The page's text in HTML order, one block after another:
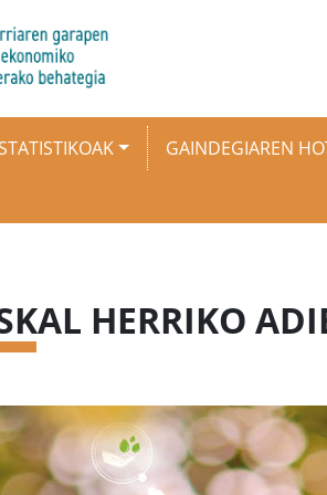
GAINDEGIAREN
HERRIKO